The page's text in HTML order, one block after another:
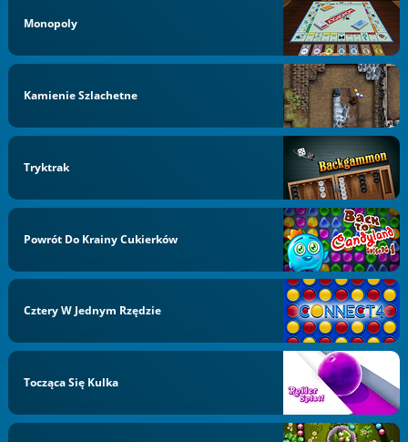
Monopoly
Kamienie Szlachetne
Tryktrak
Powrót Do Krainy Cukierków
Cztery W Jednym Rzędzie
Tocząca Się Kulka